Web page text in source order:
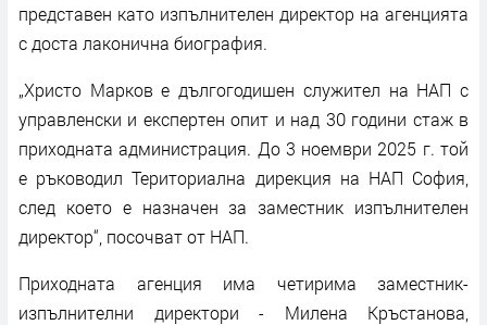
представен като изпълнителен директор на агенцията
с доста лаконична биография.
„Христо Марков е дългогодишен служител на НАП с
управленски и експертен опит и над 30 години стаж в
приходната администрация. До 3 ноември 2025 г. той
е ръководил Териториална дирекция на НАП София,
след което е назначен за заместник изпълнителен
директор“, посочват от НАП.
Приходната агенция има четирима заместник-
изпълнителни директори - Милена Кръстанова,